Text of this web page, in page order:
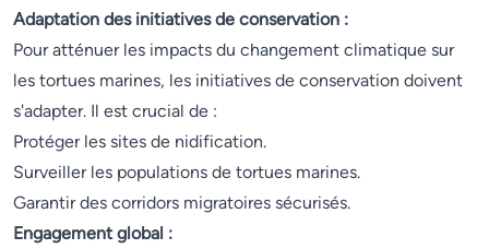
Adaptation des initiatives de conservation :
Pour atténuer les impacts du changement climatique sur
les tortues marines, les initiatives de conservation doivent
s'adapter. Il est crucial de :
Protéger les sites de nidification.
Surveiller les populations de tortues marines.
Garantir des corridors migratoires sécurisés.
Engagement global :